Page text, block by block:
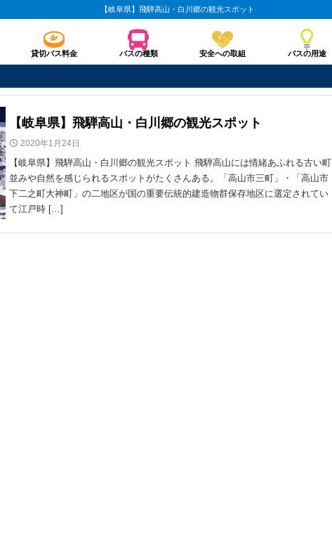
【岐阜県】飛騨高山・白川郷の観光スポット
貸切バス料金 バスの種類 安全への取組 バスの用途
【岐阜県】飛騨高山・白川郷の観光スポット
2020年1月24日
【岐阜県】飛騨高山・白川郷の観光スポット 飛騨高山には情緒あふれる古い町
並みや自然を感じられるスポットがたくさんある。「高山市三町」・「高山市
下二之町大神町」の二地区が国の重要伝統的建造物群保存地区に選定されてい
て江戸時 […]